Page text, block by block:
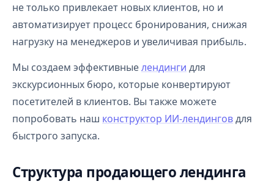
не только привлекает новых клиентов, но и
автоматизирует процесс бронирования, снижая
нагрузку на менеджеров и увеличивая прибыль.
Мы создаем эффективныелендинги для
экскурсионных бюро, которые конвертируют
посетителей в клиентов. Вы также можете
попробовать наш конструктор ИИ-лендинговдля
быстрого запуска.
Структура продающего лендинга